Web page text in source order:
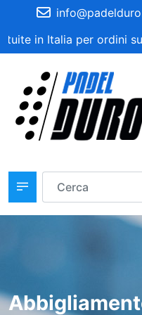
in Italia per ordini